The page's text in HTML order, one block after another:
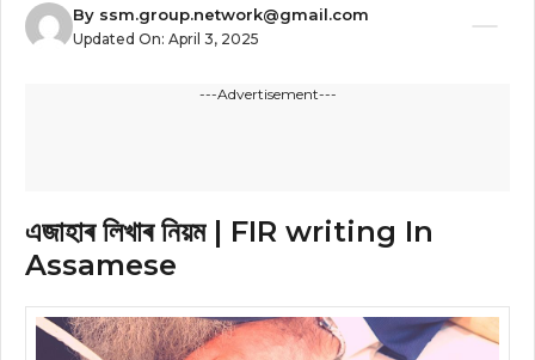
By ssm.group.network@gmail.com
Updated On: April 3, 2025
---Advertisement---
এজাহাৰ লিখাৰ নিয়ম | FIR writing In
Assamese